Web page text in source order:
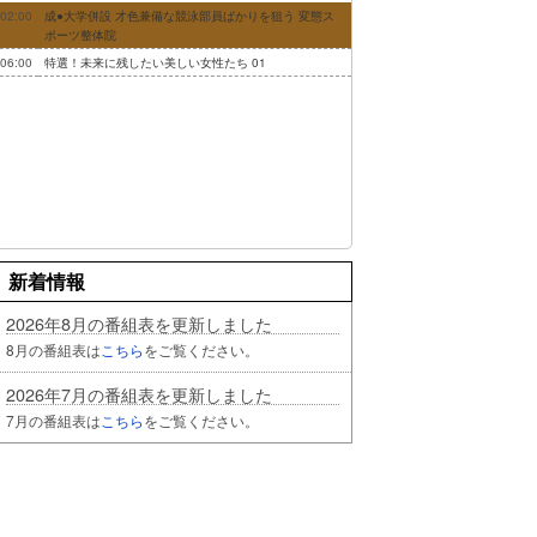
02:00
成●大学併設 才色兼備な競泳部員ばかりを狙う 変態ス
ポーツ整体院
06:00
特選！未来に残したい美しい女性たち 01
新着情報
2026年8月の番組表を更新しました
8月の番組表は こちらをご覧ください。
2026年7月の番組表を更新しました
7月の番組表は こちらをご覧ください。